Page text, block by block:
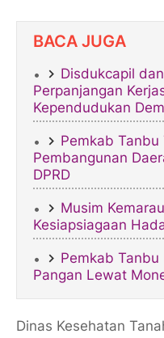
BACA JUGA
Disdukcapil
Perpanjangan
Kependudukan
Pemkab Tanbu
Pembangunan
DPRD
Musim
Kesiapsiagaan
Pemkab Tanbu
Pangan Lewat
Dinas Kesehatan